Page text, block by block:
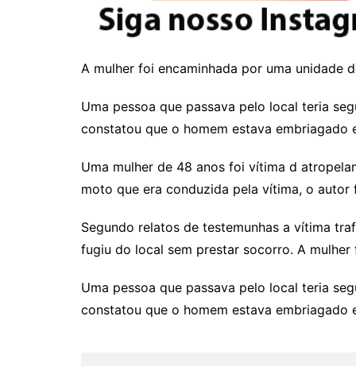
A mulher foi encaminhada por uma unidade
Uma pessoa que passava pelo local teria
constatou que o homem estava
Uma mulher de 48 anos foi vítima d
moto que era conduzida pela vítima, o
Segundo relatos de testemunhas a vítima
fugiu do local sem prestar socorro. A
Uma pessoa que passava pelo local teria
constatou que o homem estava